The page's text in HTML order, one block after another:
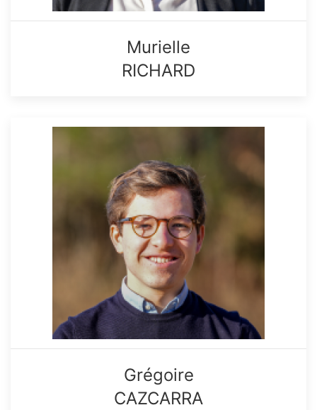
Murielle
RICHARD
Grégoire
CAZCARRA